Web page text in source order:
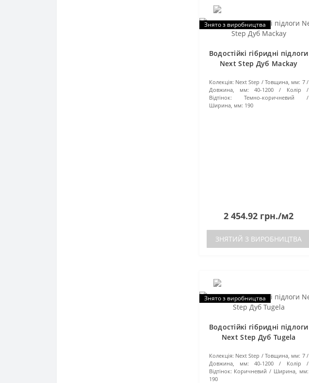
Знято з виробництва
Водостійкі гібридні підлоги
Next Step Дуб Mackay
Колекція: Next Step Товщина, мм: 7
Довжина, мм:
40-1200
Колір /
Відтінок:
Темно-коричневий
Ширина, мм: 190
2 454.92 грн./м2
ЗНЯТИЙ З ВИРОБНИЦТВА
Знято з виробництва
Водостійкі гібридні підлоги
Next Step Дуб Tugela
Колекція: Next Step Товщина, мм: 7
Довжина, мм:
40-1200
Колір /
Відтінок: Коричневий
Ширина, мм:
190